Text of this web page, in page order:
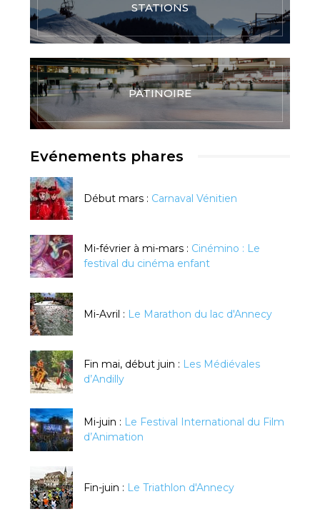
STATIONS
PATINOIRE
Evénements phares
Début mars : Carnaval Vénitien
Mi-février à mi-mars : Cinémino : Le
festival du cinéma enfant
Mi-Avril : Le Marathon du lac d'Annecy
Fin mai, début juin : Les Médiévales
d’Andilly
Mi-juin : Le Festival International du Film
d’Animation
Fin-juin : Le Triathlon d'Annecy